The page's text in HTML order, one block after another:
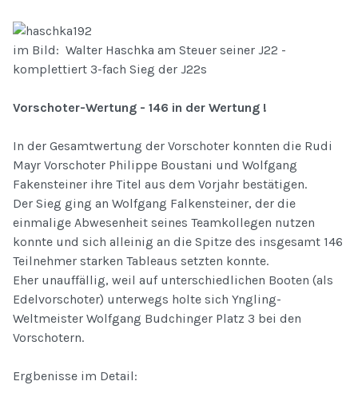
im Bild: Walter Haschka am Steuer seiner J22 -
komplettiert 3-fach Sieg der J22s
Vorschoter-Wertung - 146 in der Wertung !
In der Gesamtwertung der Vorschoter konnten die Rudi
Mayr Vorschoter Philippe Boustani und Wolfgang
Fakensteiner ihre Titel aus dem Vorjahr bestätigen.
Der Sieg ging an Wolfgang Falkensteiner, der die
einmalige Abwesenheit seines Teamkollegen nutzen
konnte und sich alleinig an die Spitze des insgesamt 146
Teilnehmer starken Tableaus setzten konnte.
Eher unauffällig, weil auf unterschiedlichen Booten (als
Edelvorschoter) unterwegs holte sich Yngling-
Weltmeister Wolfgang Budchinger Platz 3 bei den
Vorschotern.
Ergbenisse im Detail: